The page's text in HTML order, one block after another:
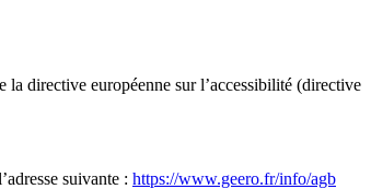
directive européenne sur l’accessibilité (directive
suivante : https://www.geero.fr/info/agb